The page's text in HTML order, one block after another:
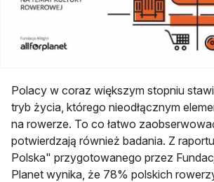
Polacy w coraz większym stopniu
tryb życia, którego nieodłącznym
na rowerze. To co łatwo
potwierdzają również badania. Z
Polska" przygotowanego przez
Planet wynika, że 78% polskich